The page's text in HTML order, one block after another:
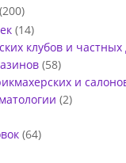
(200)
(14)
клубов и частных
(58)
и
(2)
(64)